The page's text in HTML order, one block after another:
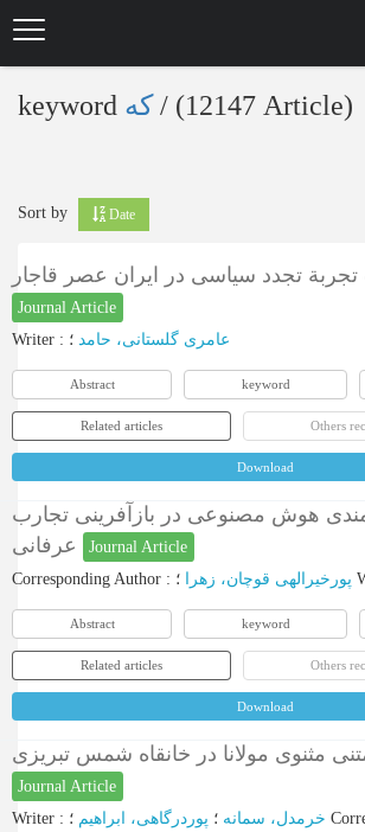
keyword که‎/ (12147 Article)
Sort by Date
تجدد سیاسی در ایران عصر قاجار
Journal Article
Writer : عامری گلستانی، حامد ؛
Abstract keyword
Related articles Others
Download
هوش مصنوعی در بازآفرینی تجارب
Journal Article
Corresponding Author : پورخیرالهی قوچان، زهرا
Abstract keyword
Related articles Others
Download
مثنوی مولانا در خانقاه شمس تبریزی
Journal Article
Writer : خرمدل، سمانه ؛ پوردرگاهی، ابراهیم